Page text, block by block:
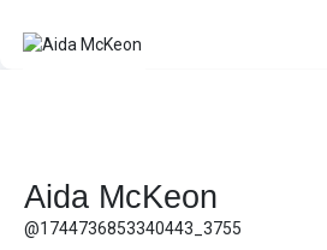
Aida McKeon
@1744736853340443_3755